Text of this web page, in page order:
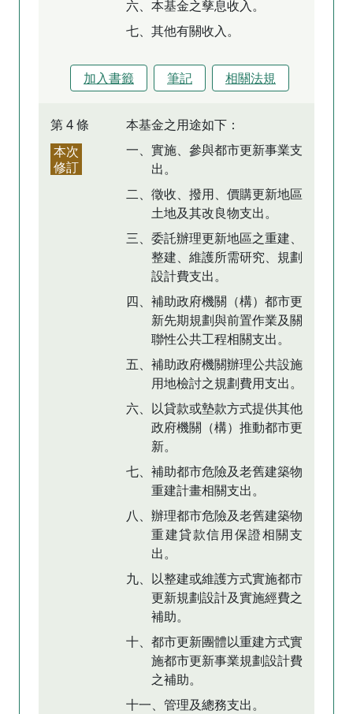
六、本基金之孳息收入。
七、其他有關收入。
加入書籤 筆記 相關法規
第 4 條
本次
修訂
本基金之用途如下：
一、實施、參與都市更新事業支
出。
二、徵收、撥用、價購更新地區
土地及其改良物支出。
三、委託辦理更新地區之重建、
整建、維護所需研究、規劃
設計費支出。
四、補助政府機關（構）都市更
新先期規劃與前置作業及關
聯性公共工程相關支出。
五、補助政府機關辦理公共設施
用地檢討之規劃費用支出。
六、以貸款或墊款方式提供其他
政府機關（構）推動都市更
新。
七、補助都市危險及老舊建築物
重建計畫相關支出。
八、辦理都市危險及老舊建築物
重建貸款信用保證相關支
出。
九、以整建或維護方式實施都市
更新規劃設計及實施經費之
補助。
十、都市更新團體以重建方式實
施都市更新事業規劃設計費
之補助。
十一、管理及總務支出。